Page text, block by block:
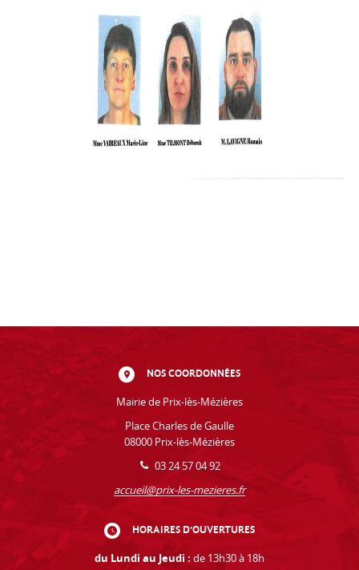
NOS COORDONNÉES
Mairie de Prix-lès-Mézières
Place Charles de Gaulle
08000 Prix-lès-Mézières
03 24 57 04 92
accueil@prix-les-mezieres.fr
HORAIRES D'OUVERTURES
du Lundi au Jeudi : de 13h30 à 18h